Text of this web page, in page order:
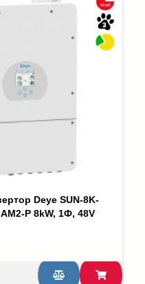
Deye SUN-8K-
P 8kW, 1Ф, 48V